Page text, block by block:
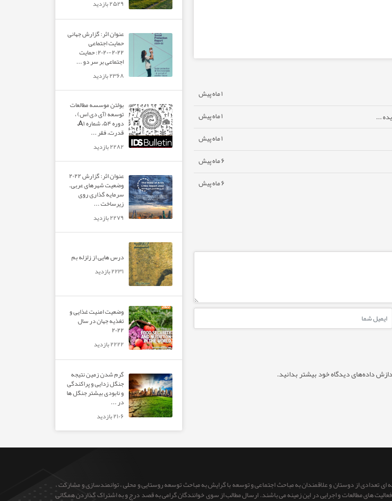
۱ ماه پیش
... ۱ ماه پیش
۱ ماه پیش
۶ ماه پیش
۶ ماه پیش
داده‌های دیدگاه خود بیشتر بدانید.
۲۵۲۹ بازدید
عنوان اثر: گزارش جهانی
حمایت اجتماعی
۲۰۲۲-۲۰۲۰: حمایت
اجتماعی بر سر دو ...
۲۳۶۸ بازدید
بولتن موسسه مطالعات
توسعه (آی دی اس) ،
دوره ۵۴، شماره A۱،
قدرت، فقر ...
۲۲۸۲ بازدید
عنوان اثر: گزارش ۲۰۲۲
وضعیت شهرهای عربی.
سرمایه گذاری روی
زیرساخت ...
۲۲۷۹ بازدید
درس هایی از زلزله بم
۲۲۳۱ بازدید
وضعیت امنیت غذایی و
تغذیه جهان در سال
۲۰۲۲
۲۲۲۲ بازدید
گرم شدن زمین نتیجه
جنگل زدایی و پراکندگی
و نابودی بیشتر جنگل ها
در ...
۲۱۰۶ بازدید
تعدادی از دوستان و علاقمندان به مباحث اجتماعی و توسعه با گرایش به مباحث توسعه روستایی و محلی ، توانمندسازی و مشارکت ،
فعالیت های مطالعات و اجرایی در این زمینه می باشند. ارسال مطالب از سوی خوانندگان گرامی به قصد درج و به اشتراک گذاردن همگانی